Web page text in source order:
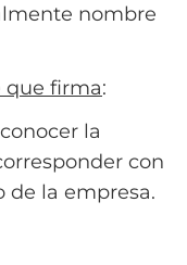
nombre
que firma:
la
con
de la empresa.